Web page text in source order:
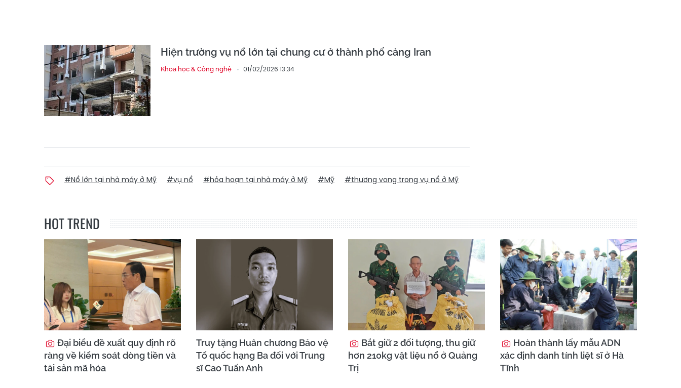
Hiện trường vụ nổ lớn tại chung cư ở thành phố cảng Iran
Khoa học & Công nghệ 01/02/2026 13:34
#Nổ lớn tại nhà máy ở Mỹ #vụ nổ #hỏa hoạn tại nhà máy ở Mỹ #Mỹ #thương vong trong vụ nổ ở Mỹ
HOT TREND
Đại biểu đề xuất quy định rõ
ràng về kiểm soát dòng tiền và
tài sản mã hóa
Truy tặng Huân chương Bảo vệ
Tổ quốc hạng Ba đối với Trung
sĩ Cao Tuấn Anh
Bắt giữ 2 đối tượng, thu giữ
hơn 210kg vật liệu nổ ở Quảng
Trị
Hoàn thành lấy mẫu ADN
xác định danh tính liệt sĩ ở Hà
Tĩnh